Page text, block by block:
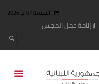
الجمعة 07 آب 2026
رزنامة عمل المجلس